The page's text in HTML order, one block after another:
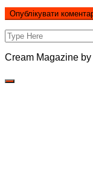
Cream Magazine by